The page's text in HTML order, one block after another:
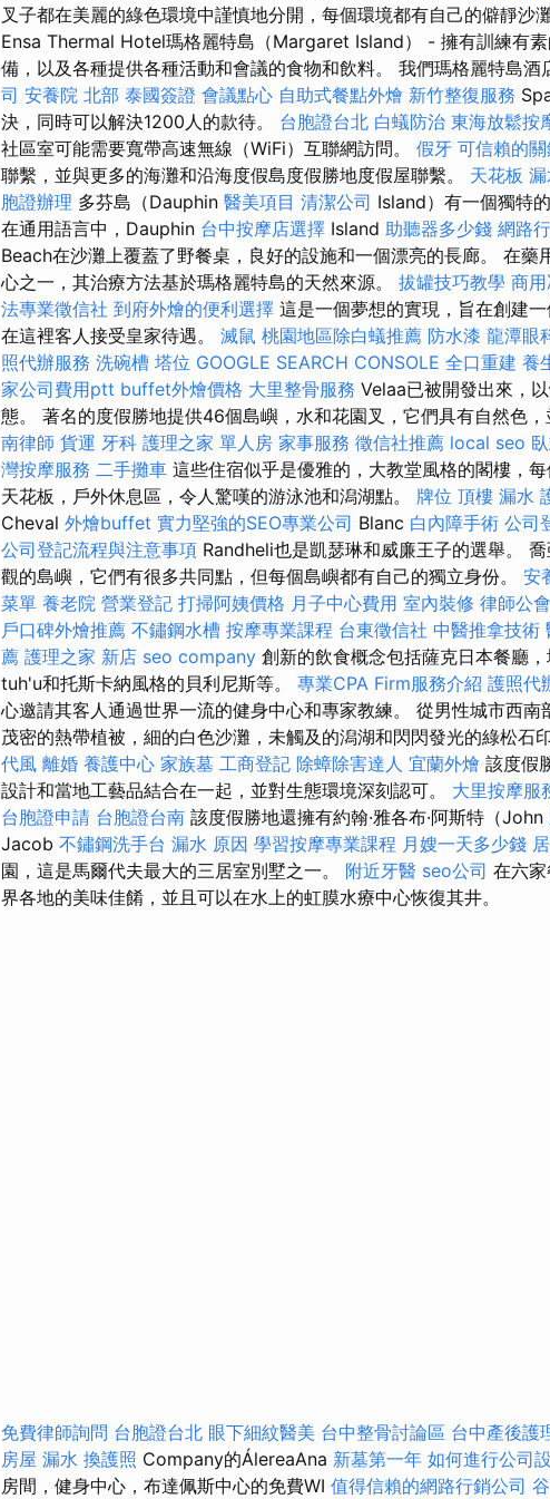
叉子都在美麗的綠色環境中謹慎地分開，每個環境都有自己的僻靜沙
Ensa Thermal Hotel瑪格麗特島（Margaret Island） - 擁有訓練有
備，以及各種提供各種活動和會議的食物和飲料。 我們瑪格麗特島
司 安養院 北部 泰國簽證 會議點心 自助式餐點外燴 新竹整復服務
決，同時可以解決1200人的款待。 台胞證台北 白蟻防治 東海放鬆按
社區室可能需要寬帶高速無線（WiFi）互聯網訪問。 假牙 可信賴的
聯繫，並與更多的海灘和沿海度假島度假勝地度假屋聯繫。 天花板 漏
胞證辦理 多芬島（Dauphin 醫美項目 清潔公司 Island）有一個獨特
在通用語言中，Dauphin 台中按摩店選擇 Island 助聽器多少錢 網路
Beach在沙灘上覆蓋了野餐桌，良好的設施和一個漂亮的長廊。 在藥
心之一，其治療方法基於瑪格麗特島的天然來源。 拔罐技巧教學 商
法專業徵信社 到府外燴的便利選擇 這是一個夢想的實現，旨在創建一
在這裡客人接受皇家待遇。 滅鼠 桃園地區除白蟻推薦 防水漆 龍潭眼
照代辦服務 洗碗槽 塔位 GOOGLE SEARCH CONSOLE 全口重建 養
家公司費用ptt buffet外燴價格 大里整骨服務 Velaa已被開發出來，
態。 著名的度假勝地提供46個島嶼，水和花園叉，它們具有自然色
南律師 貨運 牙科 護理之家 單人房 家事服務 徵信社推薦 local seo
灣按摩服務 二手攤車 這些住宿似乎是優雅的，大教堂風格的閣樓，
天花板，戶外休息區，令人驚嘆的游泳池和潟湖點。 牌位 頂樓 漏水
Cheval 外燴buffet 實力堅強的SEO專業公司 Blanc 白內障手術 公司
公司登記流程與注意事項 Randheli也是凱瑟琳和威廉王子的選舉。
觀的島嶼，它們有很多共同點，但每個島嶼都有自己的獨立身份。 安
菜單 養老院 營業登記 打掃阿姨價格 月子中心費用 室內裝修 律師公會
戶口碑外燴推薦 不鏽鋼水槽 按摩專業課程 台東徵信社 中醫推拿技術
薦 護理之家 新店 seo company 創新的飲食概念包括薩克日本餐廳
tuh'u和托斯卡納風格的貝利尼斯等。 專業CPA Firm服務介紹 護照代
心邀請其客人通過世界一流的健身中心和專家教練。 從男性城市西
茂密的熱帶植被，細的白色沙灘，未觸及的潟湖和閃閃發光的綠松石
代風 離婚 養護中心 家族墓 工商登記 除蟑除害達人 宜蘭外燴 該度假
設計和當地工藝品結合在一起，並對生態環境深刻認可。 大里按摩服
台胞證申請 台胞證台南 該度假勝地還擁有約翰·雅各布·阿斯特（John
Jacob 不鏽鋼洗手台 漏水 原因 學習按摩專業課程 月嫂一天多少錢
園，這是馬爾代夫最大的三居室別墅之一。 附近牙醫 seo公司 在六
界各地的美味佳餚，並且可以在水上的虹膜水療中心恢復其井。
免費律師詢問 台胞證台北 眼下細紋醫美 台中整骨討論區 台中產後護
房屋 漏水 換護照 Company的ÁlereaAna 新墓第一年 如何進行公司
房間，健身中心，布達佩斯中心的免費WI 值得信賴的網路行銷公司